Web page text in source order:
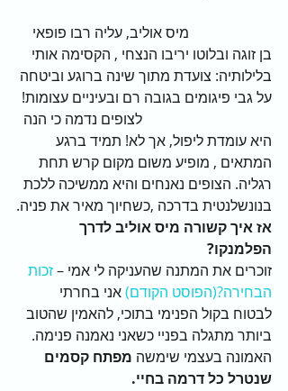
                       מיס אוליב, עליה רבו פופאי
בן זוגה ובלוטו יריבו הנצחי , הקסימה אותי
בלילותיה: צועדת מתוך שינה ברוגע וביטחה
על גבי פיגומים בגובה רם ובעיניים עצומות!
                                    לצופים נדמה כי הנה
היא עומדת ליפול, אך לא! תמיד ברגע
המתאים , מופיע משום מקום קרש תחת
רגליה. הצופים נאנחים והיא ממשיכה ללכת
בנונשלנטית בדרכה ,כשחיוך מאיר את פניה.
אז איך קשורה מיס אוליב לדרך
הפלמנקו?
זוכרים את המתנה שהעניקה לי אמי – זכות
הבחירה?(הפוסט הקודם) אני בחרתי
לבטוח בקול הפנימי בתוכי, להאמין שהטוב
ביותר מתגלה בפניי כשאני נאמנה פנימה.
האמונה בעצמי שימשה מפתח קסמים
שנטרל כל דרמה בחיי.